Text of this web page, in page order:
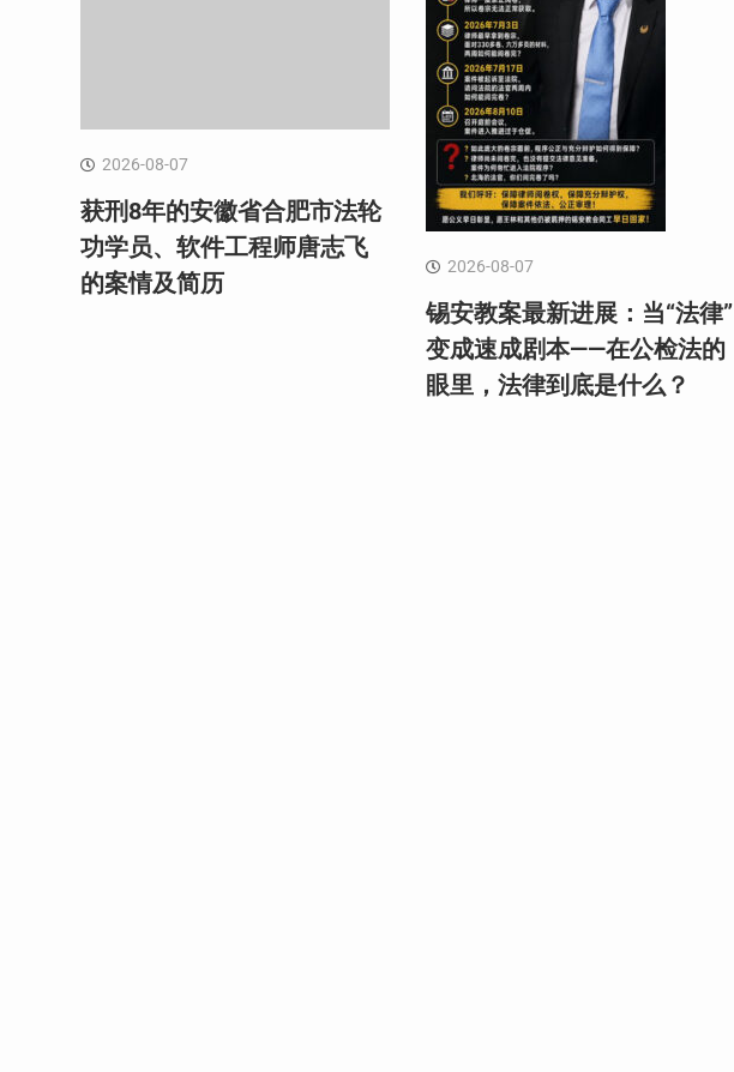
2026-08-07
获刑8年的安徽省合肥市法轮
功学员、软件工程师唐志飞
的案情及简历
2026-08-07
锡安教案最新进展：当“法律”
变成速成剧本——在公检法的
眼里，法律到底是什么？